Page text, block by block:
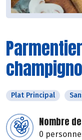
Plat Principal
Nombre
0